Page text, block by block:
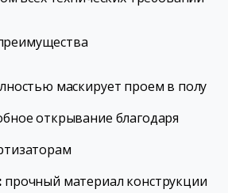
маскирует проем в полу
открывание благодаря
прочный материал конструкции